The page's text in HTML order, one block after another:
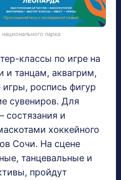
парка
классы по игре на
и танцам, аквагрим,
роспись фигур
сувениров. Для
состязания и
хоккейного
Сочи. На сцене
танцевальные и
пройдут